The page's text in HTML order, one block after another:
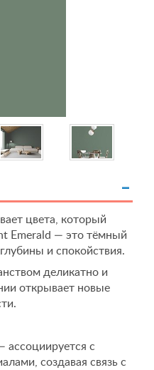
цвета, который
Emerald — это тёмный
и спокойствия.
деликатно и
открывает новые
ассоциируется с
создавая связь с